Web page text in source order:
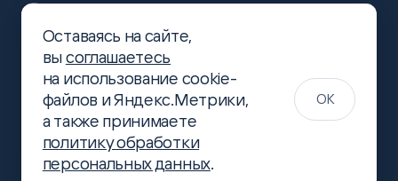
(499)
444-16-51
info@slsoft.ru
Хабр
Оставаясь на сайте,
высоглашаетесь
на использование cookie-
файлов и Яндекс.Метрики,
а также принимаете
политику обработки
персональных данных.
OK